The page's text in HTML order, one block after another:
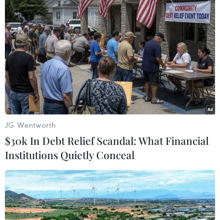
#Hỏa hoạn
#Hỏa hoạn ở Vĩnh Long
#Tử vong do hỏa hoạn
Vĩnh Long
Theo dõi VietnamPlus
TIN LIÊN QUAN
JG Wentworth
$30k In Debt Relief Scandal: What Financial
Institutions Quietly Conceal